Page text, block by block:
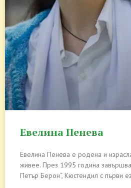
Евелина Пенева
Евелина Пенева е родена и
живее. През 1995 година завършва
Петър Берон“, Кюстендил с първи